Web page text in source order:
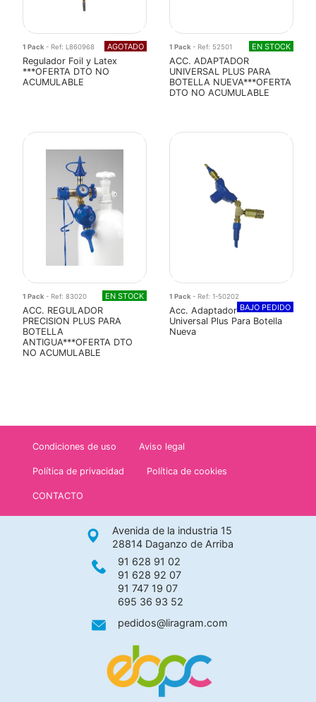
1 Pack - Ref: L860968 AGOTADO
Regulador Foil y Latex
***OFERTA DTO NO
ACUMULABLE
1 Pack - Ref: 52501 EN STOCK
ACC. ADAPTADOR
UNIVERSAL PLUS PARA
BOTELLA NUEVA***OFERTA
DTO NO ACUMULABLE
1 Pack- Ref: 83020 EN STOCK
ACC. REGULADOR
PRECISION PLUS PARA
BOTELLA
ANTIGUA***OFERTA DTO
NO ACUMULABLE
1 Pack- Ref: 1-50202
BAJO PEDIDO
Acc. Adaptador
Universal Plus Para Botella
Nueva
Condiciones de uso Aviso legal
Política de privacidad Política de cookies
CONTACTO
Avenida de la industria 15
28814 Daganzo de Arriba
91 628 91 02
91 628 92 07
91 747 19 07
695 36 93 52
pedidos@liragram.com